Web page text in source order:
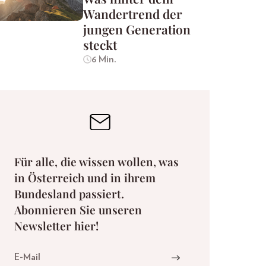
Wandertrend der
jungen Generation
steckt
6 Min.
Für alle, die wissen wollen, was
in Österreich und in ihrem
Bundesland passiert.
Abonnieren Sie unseren
Newsletter hier!